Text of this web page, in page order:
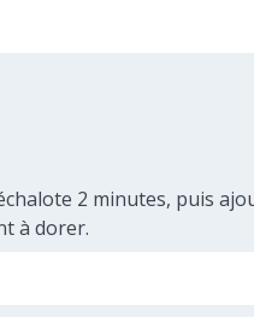
2 minutes, puis
à dorer.